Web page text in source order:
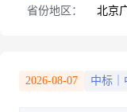
省份地区： 北京
2026-08-07 中标｜